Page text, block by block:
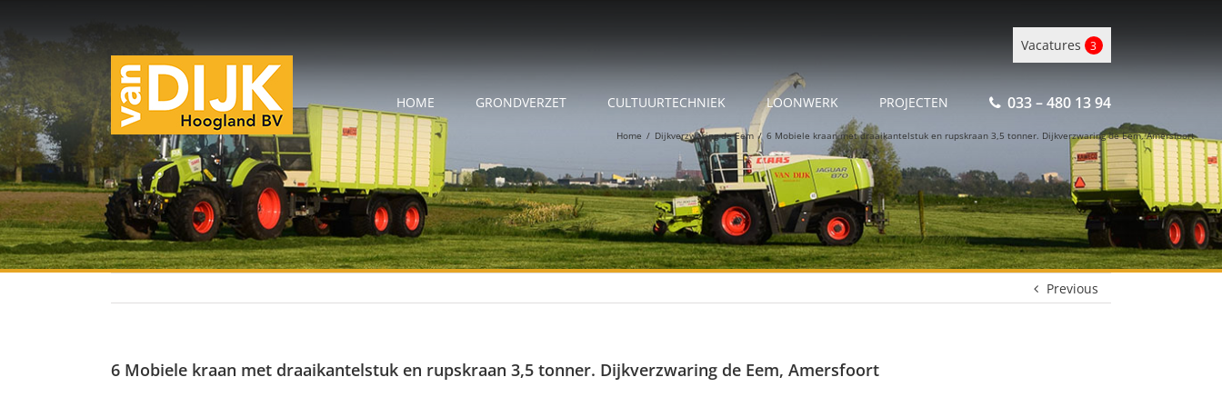
Vacatures 3
HOME GRONDVERZET CULTUURTECHNIEK LOONWERK PROJECTEN 033 – 480 13 94
Home / Dijkverzwaring de Eem / 6 Mobiele kraan met draaikantelstuk en rupskraan 3,5 tonner. Dijkverzwaring de Eem, Amersfoort
Previous
6 Mobiele kraan met draaikantelstuk en rupskraan 3,5 tonner. Dijkverzwaring de Eem, Amersfoort